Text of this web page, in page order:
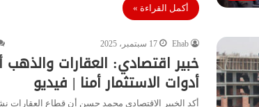
أكمل القراءة »
Ehab 17 سبتمبر، 2025
خبير اقتصادي: العقارات والذهب
أدوات الاستثمار أمنا | فيديو
أكد الخبير الاقتصادي محمد حسن أن قطاع العقارات